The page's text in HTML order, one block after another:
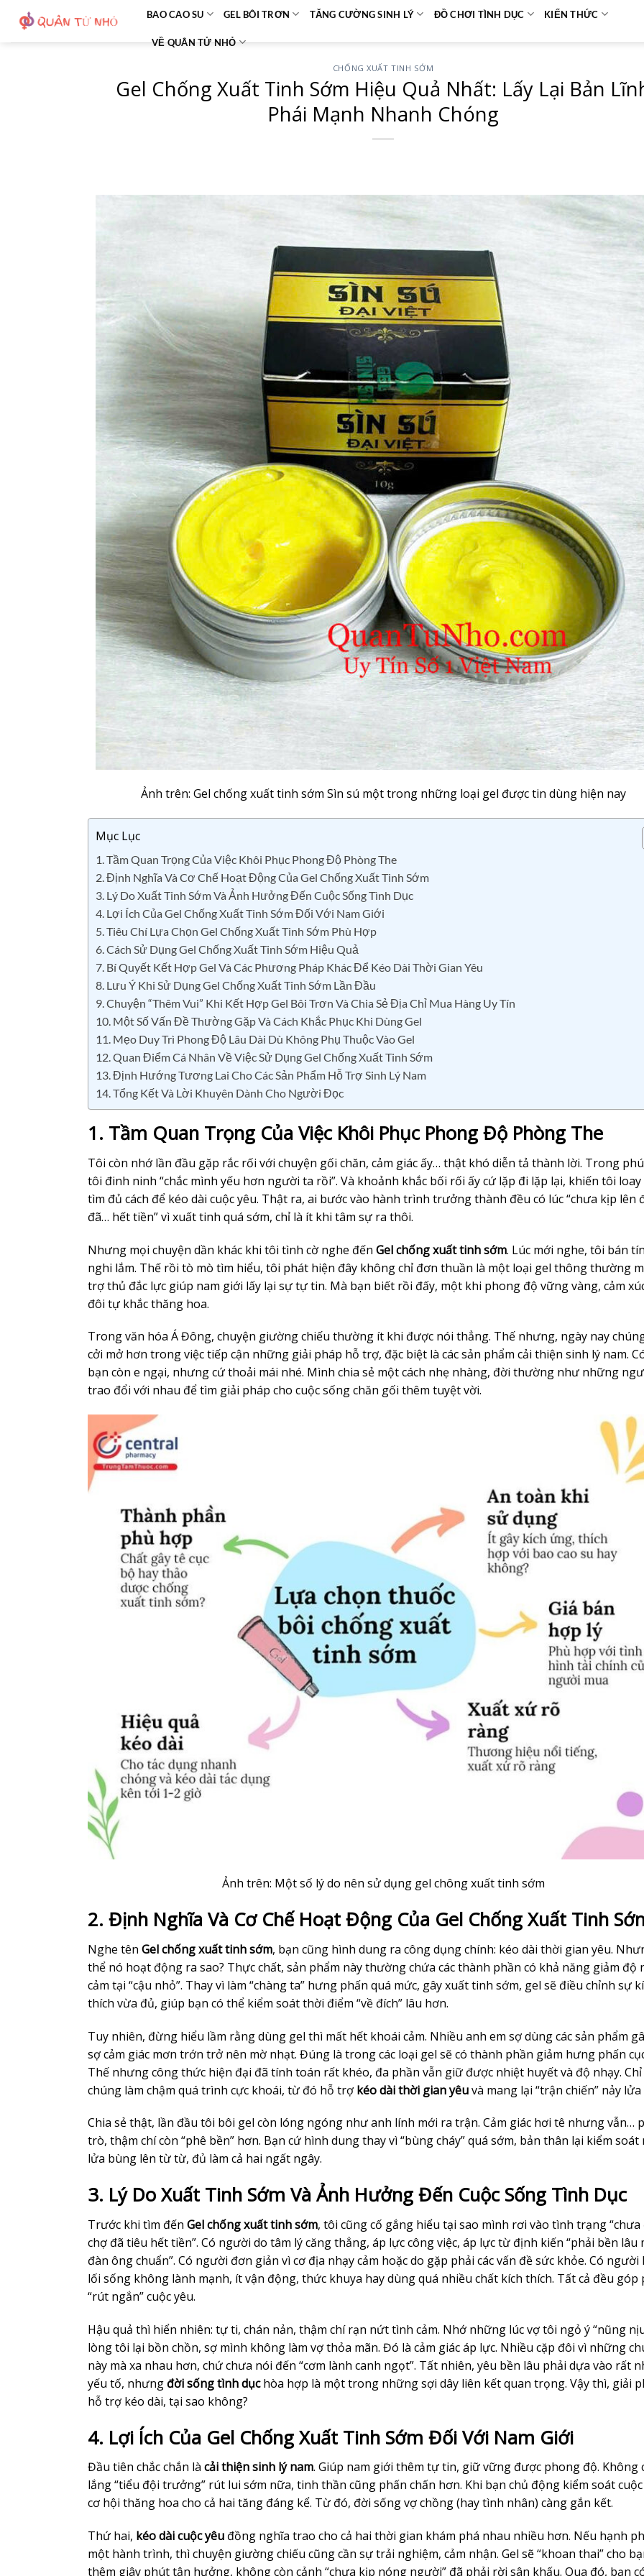
nội
BAO CAO SU GEL BÔI TRƠN TĂNG CƯỜNG SINH LÝ ĐỒ CHƠI TÌNH DỤC KIẾN THỨC
VỀ QUÂN TỬ NHỎ
CHỐNG XUẤT TINH SỚM
Gel Chống Xuất Tinh Sớm Hiệu Quả Nhất: Lấy Lại Bản
Phái Mạnh Nhanh Chóng
Ảnh trên: Gel chống xuất tinh sớm Sìn sú một trong những loại gel được tin dùng hiện nay
Mục Lục
1. Tầm Quan Trọng Của Việc Khôi Phục Phong Độ Phòng The
2. Định Nghĩa Và Cơ Chế Hoạt Động Của Gel Chống Xuất Tinh Sớm
3. Lý Do Xuất Tinh Sớm Và Ảnh Hưởng Đến Cuộc Sống Tình Dục
4. Lợi Ích Của Gel Chống Xuất Tinh Sớm Đối Với Nam Giới
5. Tiêu Chí Lựa Chọn Gel Chống Xuất Tinh Sớm Phù Hợp
6. Cách Sử Dụng Gel Chống Xuất Tinh Sớm Hiệu Quả
7. Bí Quyết Kết Hợp Gel Và Các Phương Pháp Khác Để Kéo Dài Thời Gian Yêu
8. Lưu Ý Khi Sử Dụng Gel Chống Xuất Tinh Sớm Lần Đầu
9. Chuyện “Thêm Vui” Khi Kết Hợp Gel Bôi Trơn Và Chia Sẻ Địa Chỉ Mua Hàng Uy Tín
10. Một Số Vấn Đề Thường Gặp Và Cách Khắc Phục Khi Dùng Gel
11. Mẹo Duy Trì Phong Độ Lâu Dài Dù Không Phụ Thuộc Vào Gel
12. Quan Điểm Cá Nhân Về Việc Sử Dụng Gel Chống Xuất Tinh Sớm
13. Định Hướng Tương Lai Cho Các Sản Phẩm Hỗ Trợ Sinh Lý Nam
14. Tổng Kết Và Lời Khuyên Dành Cho Người Đọc
1. Tầm Quan Trọng Của Việc Khôi Phục Phong Độ Phòng The
Tôi còn nhớ lần đầu gặp rắc rối với chuyện gối chăn, cảm giác ấy… thật khó diễn tả thành lời. Trong
tôi đinh ninh “chắc mình yếu hơn người ta rồi”. Và khoảnh khắc bối rối ấy cứ lặp đi lặp lại, khiến tôi
tìm đủ cách để kéo dài cuộc yêu. Thật ra, ai bước vào hành trình trưởng thành đều có lúc “chưa kịp lên
đã… hết tiền” vì xuất tinh quá sớm, chỉ là ít khi tâm sự ra thôi.
Nhưng mọi chuyện dần khác khi tôi tình cờ nghe đến Gel chống xuất tinh sớm. Lúc mới nghe, tôi bán
nghi lắm. Thế rồi tò mò tìm hiểu, tôi phát hiện đây không chỉ đơn thuần là một loại gel thông thường
trợ thủ đắc lực giúp nam giới lấy lại sự tự tin. Mà bạn biết rồi đấy, một khi phong độ vững vàng, cảm
đôi tự khắc thăng hoa.
Trong văn hóa Á Đông, chuyện giường chiếu thường ít khi được nói thẳng. Thế nhưng, ngày nay
cởi mở hơn trong việc tiếp cận những giải pháp hỗ trợ, đặc biệt là các sản phẩm cải thiện sinh lý nam.
bạn còn e ngại, nhưng cứ thoải mái nhé. Mình chia sẻ một cách nhẹ nhàng, đời thường như những
trao đổi với nhau để tìm giải pháp cho cuộc sống chăn gối thêm tuyệt vời.
Ảnh trên: Một số lý do nên sử dụng gel chông xuất tinh sớm
2. Định Nghĩa Và Cơ Chế Hoạt Động Của Gel Chống Xuất Tinh
Nghe tên Gel chống xuất tinh sớm, bạn cũng hình dung ra công dụng chính: kéo dài thời gian yêu.
thể nó hoạt động ra sao? Thực chất, sản phẩm này thường chứa các thành phần có khả năng giảm độ
cảm tại “cậu nhỏ”. Thay vì làm “chàng ta” hưng phấn quá mức, gây xuất tinh sớm, gel sẽ điều chỉnh sự
thích vừa đủ, giúp bạn có thể kiểm soát thời điểm “về đích” lâu hơn.
Tuy nhiên, đừng hiểu lầm rằng dùng gel thì mất hết khoái cảm. Nhiều anh em sợ dùng các sản phẩm
sợ cảm giác mơn trớn trở nên mờ nhạt. Đúng là trong các loại gel sẽ có thành phần giảm hưng phấn
Thế nhưng công thức hiện đại đã tính toán rất khéo, đa phần vẫn giữ được nhiệt huyết và độ nhạy. Chỉ
chúng làm chậm quá trình cực khoái, từ đó hỗ trợ kéo dài thời gian yêuvà mang lại “trận chiến” nảy
Chia sẻ thật, lần đầu tôi bôi gel còn lóng ngóng như anh lính mới ra trận. Cảm giác hơi tê nhưng vẫn…
trò, thậm chí còn “phê bền” hơn. Bạn cứ hình dung thay vì “bùng cháy” quá sớm, bản thân lại kiểm soát
lửa bùng lên từ từ, đủ làm cả hai ngất ngây.
3. Lý Do Xuất Tinh Sớm Và Ảnh Hưởng Đến Cuộc Sống Tình Dục
Trước khi tìm đến Gel chống xuất tinh sớm, tôi cũng cố gắng hiểu tại sao mình rơi vào tình trạng “chưa
chợ đã tiêu hết tiền”. Có người do tâm lý căng thẳng, áp lực công việc, áp lực từ định kiến “phải bền lâu
đàn ông chuẩn”. Có người đơn giản vì cơ địa nhạy cảm hoặc do gặp phải các vấn đề sức khỏe. Có người
lối sống không lành mạnh, ít vận động, thức khuya hay dùng quá nhiều chất kích thích. Tất cả đều góp
“rút ngắn” cuộc yêu.
Hậu quả thì hiển nhiên: tự ti, chán nản, thậm chí rạn nứt tình cảm. Nhớ những lúc vợ tôi ngỏ ý “nũng
lòng tôi lại bồn chồn, sợ mình không làm vợ thỏa mãn. Đó là cảm giác áp lực. Nhiều cặp đôi vì những
này mà xa nhau hơn, chứ chưa nói đến “cơm lành canh ngọt”. Tất nhiên, yêu bền lâu phải dựa vào rất
yếu tố, nhưngđời sống tình dụchòa hợp là một trong những sợi dây liên kết quan trọng. Vậy thì, giải
hỗ trợ kéo dài, tại sao không?
4. Lợi Ích Của Gel Chống Xuất Tinh Sớm Đối Với Nam Giới
Đầu tiên chắc chắn là cải thiện sinh lý nam. Giúp nam giới thêm tự tin, giữ vững được phong độ. Không
lắng “tiểu đội trưởng” rút lui sớm nữa, tinh thần cũng phấn chấn hơn. Khi bạn chủ động kiểm soát
cơ hội thăng hoa cho cả hai tăng đáng kể. Từ đó, đời sống vợ chồng (hay tình nhân) càng gắn kết.
Thứ hai, kéo dài cuộc yêu đồng nghĩa trao cho cả hai thời gian khám phá nhau nhiều hơn. Nếu hạnh
một hành trình, thì chuyện giường chiếu cũng cần sự trải nghiệm, cảm nhận. Gel sẽ “khoan thai” cho
thêm giây phút tận hưởng, không còn cảnh “chưa kịp nóng người” đã phải rời sân khấu. Qua đó, bạn